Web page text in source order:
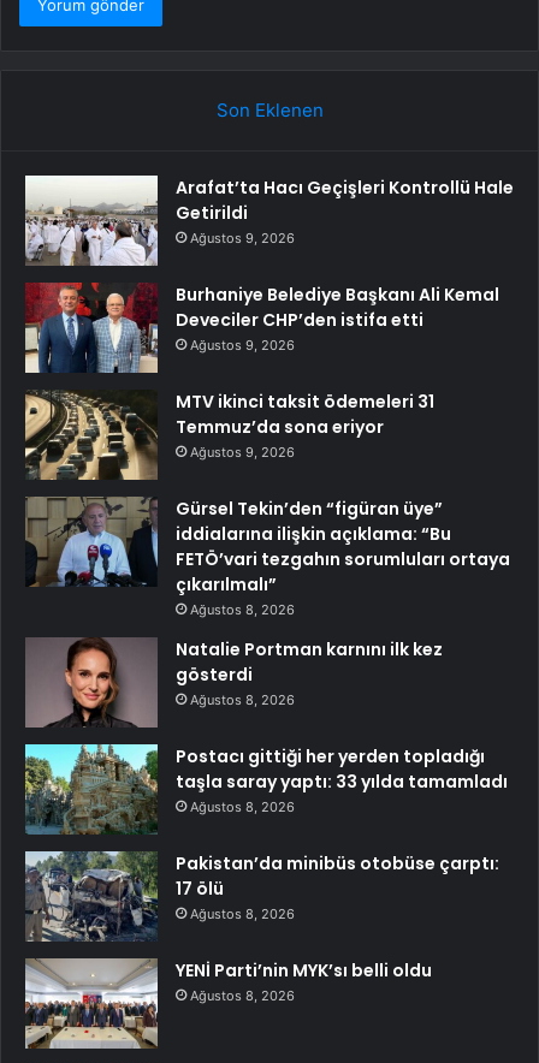
Son Eklenen
Arafat’ta Hacı Geçişleri Kontrollü Hale
Getirildi
Ağustos 9, 2026
Burhaniye Belediye Başkanı Ali Kemal
Deveciler CHP’den istifa etti
Ağustos 9, 2026
MTV ikinci taksit ödemeleri 31
Temmuz’da sona eriyor
Ağustos 9, 2026
Gürsel Tekin’den “figüran üye”
iddialarına ilişkin açıklama: “Bu
FETÖ’vari tezgahın sorumluları ortaya
çıkarılmalı”
Ağustos 8, 2026
Natalie Portman karnını ilk kez
gösterdi
Ağustos 8, 2026
Postacı gittiği her yerden topladığı
taşla saray yaptı: 33 yılda tamamladı
Ağustos 8, 2026
Pakistan’da minibüs otobüse çarptı:
17 ölü
Ağustos 8, 2026
YENİ Parti’nin MYK’sı belli oldu
Ağustos 8, 2026